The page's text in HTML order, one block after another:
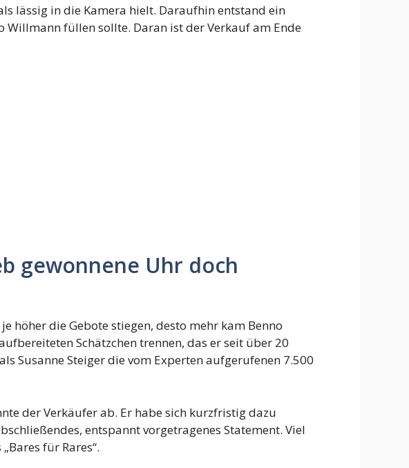
lässig in die Kamera hielt. Daraufhin entstand ein
Willmann füllen sollte. Daran ist der Verkauf am Ende
gewonnene Uhr doch
höher die Gebote stiegen, desto mehr kam Benno
Schätzchen trennen, das er seit über 20
Susanne Steiger die vom Experten aufgerufenen 7.500
der Verkäufer ab. Er habe sich kurzfristig dazu
entspannt vorgetragenes Statement. Viel
für Rares“.